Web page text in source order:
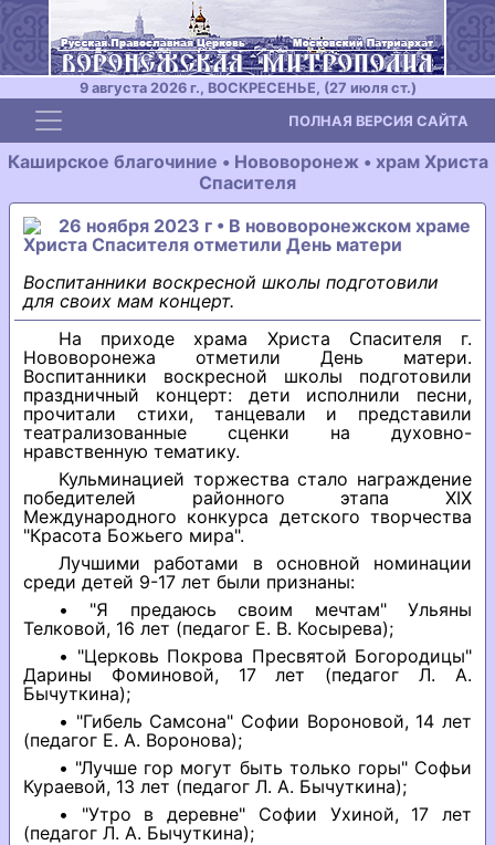
9 августа 2026 г., ВОСКРЕСЕНЬЕ, (27 июля ст.)
Toggle navigation ПОЛНАЯ ВЕРСИЯ САЙТА
Каширское благочиние • Hововоpонеж • хpам Хpиста
Спасителя
26 ноября 2023 г • В нововоронежском храме
Христа Спасителя отметили День матери
Воспитанники воскресной школы подготовили
для своих мам концерт.
На приходе храма Христа Спасителя г.
Нововоронежа отметили День матери.
Воспитанники воскресной школы подготовили
праздничный концерт: дети исполнили песни,
прочитали стихи, танцевали и представили
театрализованные сценки на духовно-
нравственную тематику.
Кульминацией торжества стало награждение
победителей районного этапа XIХ
Международного конкурса детского творчества
"Красота Божьего мира".
Лучшими работами в основной номинации
среди детей 9-17 лет были признаны:
• "Я предаюсь своим мечтам" Ульяны
Телковой, 16 лет (педагог Е. В. Косырева);
• "Церковь Покрова Пресвятой Богородицы"
Дарины Фоминовой, 17 лет (педагог Л. А.
Бычуткина);
• "Гибель Самсона" Софии Вороновой, 14 лет
(педагог Е. А. Воронова);
• "Лучше гор могут быть только горы" Софьи
Кураевой, 13 лет (педагог Л. А. Бычуткина);
• "Утро в деревне" Софии Ухиной, 17 лет
(педагог Л. А. Бычуткина);